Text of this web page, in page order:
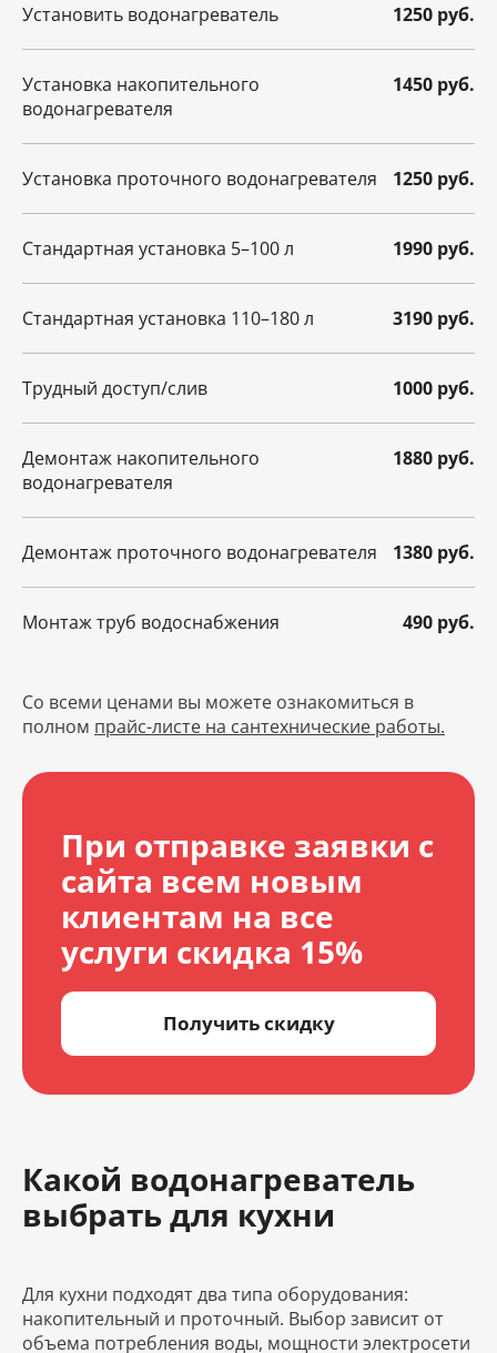
Установить водонагреватель 1250 руб.
Установка накопительного
водонагревателя
1450 руб.
Установка проточного водонагревателя 1250 руб.
Стандартная установка 5–100 л 1990 руб.
Стандартная установка 110–180 л 3190 руб.
Трудный доступ/слив 1000 руб.
Демонтаж накопительного
водонагревателя
1880 руб.
Демонтаж проточного водонагревателя 1380 руб.
Монтаж труб водоснабжения 490 руб.
Со всеми ценами вы можете ознакомиться в
полном прайс-листе на сантехнические работы.
При отправке заявки с
сайта всем новым
клиентам на все
услуги скидка 15%
Получить скидку
Какой водонагреватель
выбрать для кухни
Для кухни подходят два типа оборудования:
накопительный и проточный. Выбор зависит от
объема потребления воды, мощности электросети